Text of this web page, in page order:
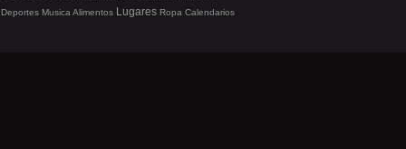
Deportes Musica Alimentos Lugares Ropa Calendarios